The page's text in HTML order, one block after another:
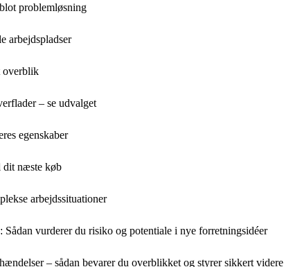
problemløsning
arbejdspladser
overblik
– se udvalget
egenskaber
dit næste køb
arbejdssituationer
vurderer du risiko og potentiale i nye forretningsidéer
– sådan bevarer du overblikket og styrer sikkert videre